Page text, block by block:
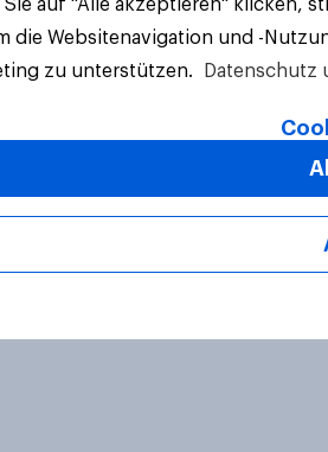
Sie auf "Alle akzeptieren" klicken,
die Websitenavigation und -
zu unterstützen.
Datenschutz